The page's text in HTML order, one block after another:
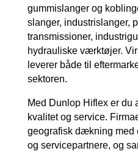
gummislanger og
slanger, industrislanger,
transmissioner,
hydrauliske værktøjer.
leverer både til
sektoren.
Med Dunlop Hiflex er du
kvalitet og service.
geografisk dækning med
og servicepartnere, og